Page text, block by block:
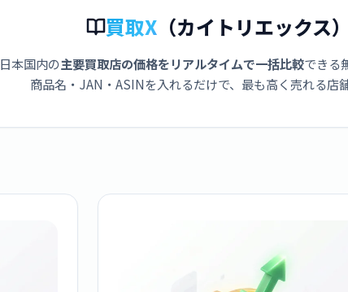
買取X （カイトリエックス
日本国内の主要買取店の価格をリアルタイムで一括比較できる
商品名・JAN・ASINを入れるだけで、最も高く売れる店